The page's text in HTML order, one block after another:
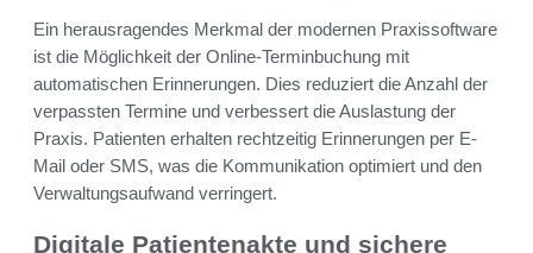
Ein herausragendes Merkmal der modernen Praxissoftware
ist die Möglichkeit der Online-Terminbuchung mit
automatischen Erinnerungen. Dies reduziert die Anzahl der
verpassten Termine und verbessert die Auslastung der
Praxis. Patienten erhalten rechtzeitig Erinnerungen per E-
Mail oder SMS, was die Kommunikation optimiert und den
Verwaltungsaufwand verringert.
Digitale Patientenakte und sichere